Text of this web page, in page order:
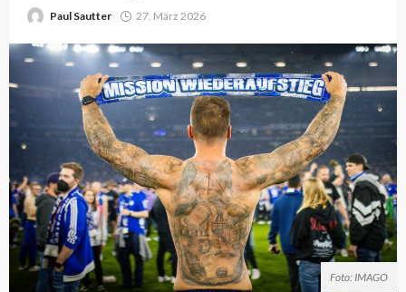
Paul Sautter 27. März 2026
Foto: IMAGO